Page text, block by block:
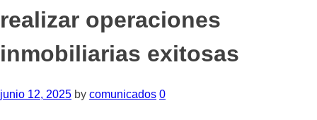
realizar operaciones
inmobiliarias exitosas
junio 12, 2025 by comunicados 0